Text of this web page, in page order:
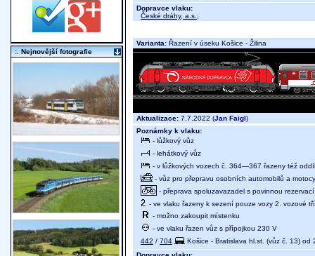
Dopravce vlaku:
České dráhy, a.s. ;
Varianta: Řazení v úseku Košice - Žilina
Aktualizace: 7.7.2022 (Jan Faigl)
Poznámky k vlaku:
- lůžkový vůz
- lehátkový vůz
- v lůžkových vozech č. 364—367 řazeny též
- vůz pro přepravu osobních automobilů a
- přeprava spoluzavazadel s povinnou
- ve vlaku řazeny k sezení pouze vozy 2. vozové
- možno zakoupit místenku
- ve vlaku řazen vůz s přípojkou 230 V
442 / 704
Košice - Bratislava hl.st. (vůz č. 13) od
:. Nejnovější fotografie